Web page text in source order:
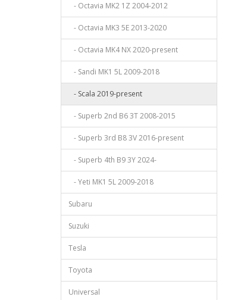
- Octavia MK2 1Z 2004-2012
- Octavia MK3 5E 2013-2020
- Octavia MK4 NX 2020-present
- Sandi MK1 5L 2009-2018
- Scala 2019-present
- Superb 2nd B6 3T 2008-2015
- Superb 3rd B8 3V 2016-present
- Superb 4th B9 3Y 2024-
- Yeti MK1 5L 2009-2018
Subaru
Suzuki
Tesla
Toyota
Universal